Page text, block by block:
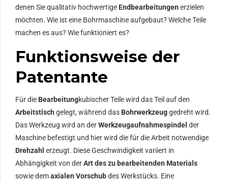
denen Sie qualitativ hochwertige Endbearbeitungen erzielen
möchten. Wie ist eine Bohrmaschine aufgebaut? Welche Teile
machen es aus? Wie funktioniert es?
Funktionsweise der
Patentante
Für die Bearbeitungkubischer Teile wird das Teil auf den
Arbeitstisch gelegt, während das Bohrwerkzeuggedreht wird.
Das Werkzeug wird an derWerkzeugaufnahmespindel der
Maschine befestigt und hier wird die für die Arbeit notwendige
Drehzahl erzeugt. Diese Geschwindigkeit variiert in
Abhängigkeit von derArt des zu bearbeitenden Materials
sowie demaxialen Vorschubdes Werkstücks. Eine